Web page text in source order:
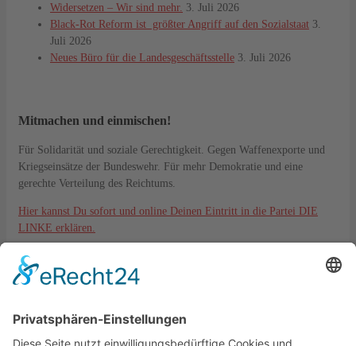
Widersetzen – Wir sind mehr. 3. Juli 2026
Black-Rot Reform ist größter Angriff auf den Sozialstaat 3.
Juli 2026
Neues Büro für die Landesgeschäftsstelle 3. Juli 2026
Mitmachen und einmischen!
Für Solidarität und soziale Gerechtigkeit. Gegen Waffenexporte und
Kriegseinsätze der Bundeswehr. Für mehr Demokratie und eine
gerechte Verteilung des Reichtums.
Hier kannst Du sofort und online Deinen Eintritt in die Partei DIE
LINKE erklären.
Kontakt
Langgasse 6
35576 Wetzlar